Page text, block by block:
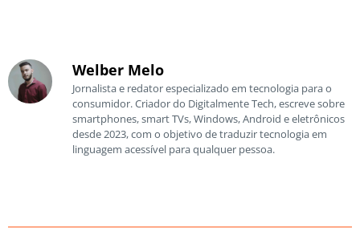
Welber Melo
Jornalista e redator especializado em tecnologia para o
consumidor. Criador do Digitalmente Tech, escreve sobre
smartphones, smart TVs, Windows, Android e eletrônicos
desde 2023, com o objetivo de traduzir tecnologia em
linguagem acessível para qualquer pessoa.